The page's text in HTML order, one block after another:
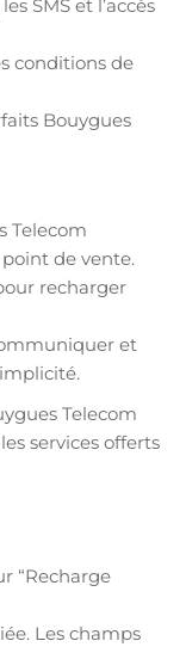
SMS et l’accès
conditions de
Bouygues
Telecom
de vente.
recharger
et
Telecom
services offerts
“Recharge
Les champs